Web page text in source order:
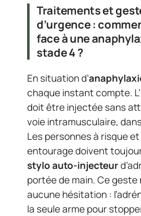
Traitements et
d’urgence :
face à une
stade 4 ?
En situation d’
chaque instant compte. L’
doit être injectée sans
voie intramusculaire,
Les personnes à risque
entourage doivent
stylo auto-injecteur
portée de main. Ce
aucune hésitation :
la seule arme pour